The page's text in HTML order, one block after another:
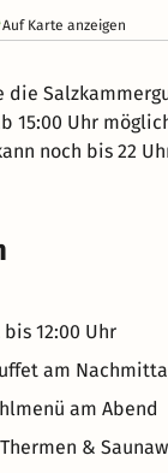
Auf Karte anzeigen
die
15:00 Uhr
noch bis 22
12:00 Uhr
am
am Abend
&